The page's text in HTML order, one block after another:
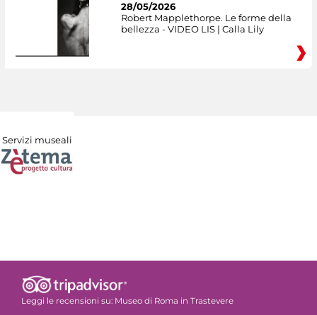
28/05/2026
Robert Mapplethorpe. Le forme della
bellezza - VIDEO LIS | Calla Lily
Servizi museali
Leggi le recensioni su: Museo di Roma in Trastevere